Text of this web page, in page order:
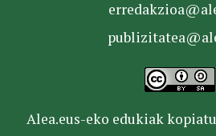
Alea.eus-eko edukiak